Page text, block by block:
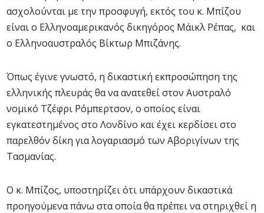
ασχολούνται με την προσφυγή, εκτός του κ. Μπίζου
είναι ο Ελληνοαμερικανός δικηγόρος Μάικλ Ρέπας, και
ο Ελληνοαυστραλός Βίκτωρ Μπιζάνης.
Όπως έγινε γνωστό, η δικαστική εκπροσώπηση της
ελληνικής πλευράς θα να ανατεθεί στον Αυστραλό
νομικό Τζέφρι Ρόμπερτσον, ο οποίος είναι
εγκατεστημένος στο Λονδίνο και έχει κερδίσει στο
παρελθόν δίκη για λογαριασμό των Αβοριγίνων της
Τασμανίας.
Ο κ. Μπίζος, υποστηρίζει ότι υπάρχουν δικαστικά
προηγούμενα πάνω στα οποία θα πρέπει να στηριχθεί η